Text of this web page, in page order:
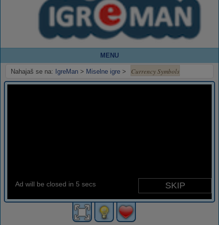
MENU
Nahajaš se na: IgreMan > Miselne igre > Currency Symbols